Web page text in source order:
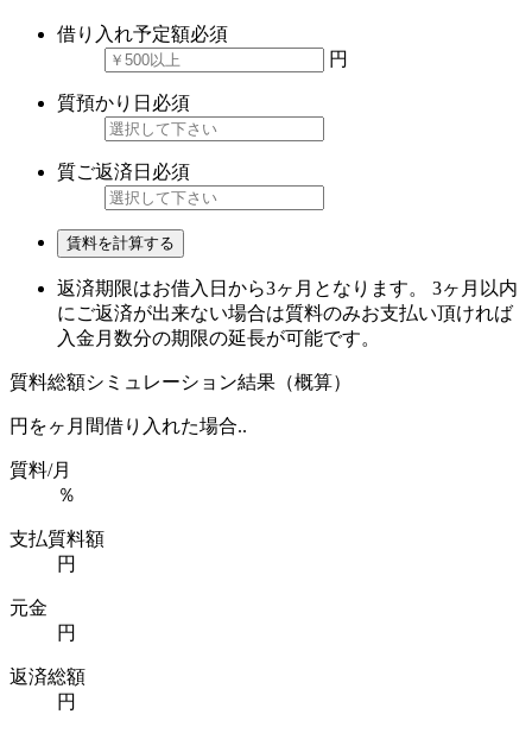
借り入れ予定額必須
円
質預かり日 必須
質ご返済日 必須
賃料を計算する
返済期限はお借入日から3ヶ月となります。 3ヶ月以内
にご返済が出来ない場合は質料のみお支払い頂ければ
入金月数分の期限の延長が可能です。
質料総額シミュレーション結果（概算）
円をヶ月間借り入れた場合..
質料/月
％
支払質料額
円
元金
円
返済総額
円